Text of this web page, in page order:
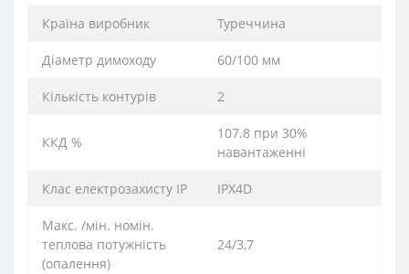
Країна виробник Туреччина
Діаметр димоходу 60/100 мм
Кількість контурів 2
ККД %
107.8 при 30%
навантаженні
Клас електрозахисту IP IPX4D
Макс. /мін. номін.
теплова потужність
(опалення)
24/3,7